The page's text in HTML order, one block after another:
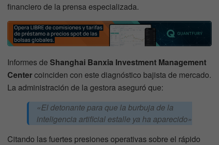
financiero de la prensa especializada.
Informes de Shanghai Banxia Investment Management
Centercoinciden con este diagnóstico bajista de mercado.
La administración de la gestora aseguró que:
«El detonante para que la burbuja de la
inteligencia artificial estalle ya ha aparecido»
Citando las fuertes presiones operativas sobre el rápido